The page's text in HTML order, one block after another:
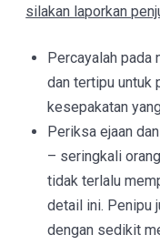
silakan laporkan
Percayalah pada
dan tertipu untuk
kesepakatan
Periksa ejaan
– seringkali
tidak terlalu
detail ini. Penipu
dengan sedikit